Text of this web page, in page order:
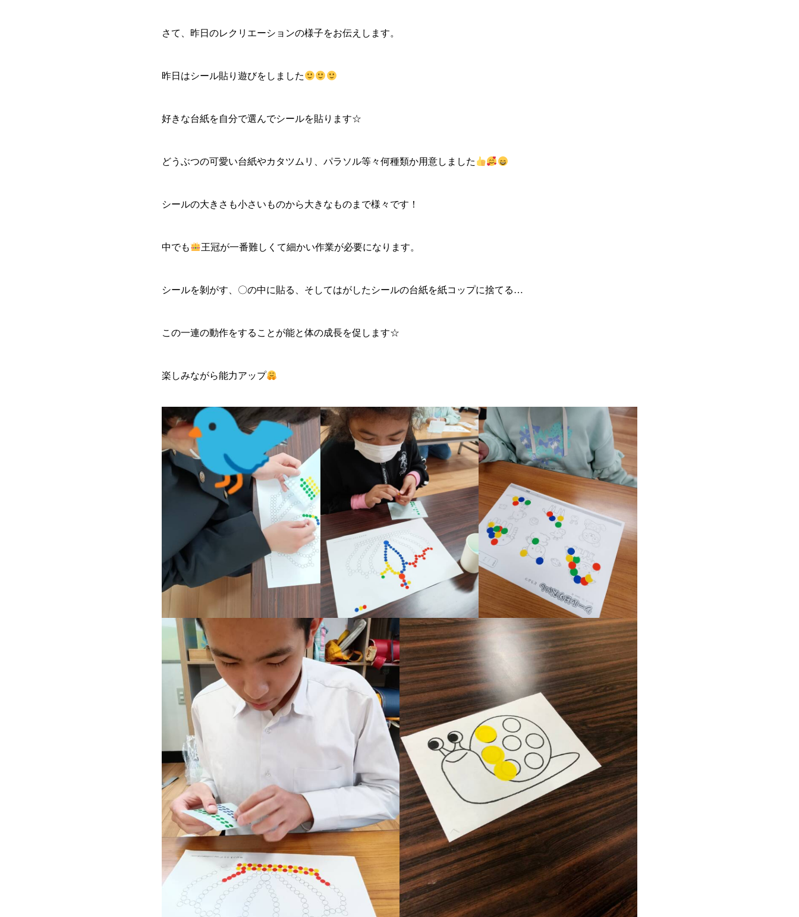
さて、昨日のレクリエーションの様子をお伝えします。
昨日はシール貼り遊びをしました
好きな台紙を自分で選んでシールを貼ります☆
どうぶつの可愛い台紙やカタツムリ、パラソル等々何種類か用意しました
シールの大きさも小さいものから大きなものまで様々です！
中でも 王冠が一番難しくて細かい作業が必要になります。
シールを剝がす、〇の中に貼る、そしてはがしたシールの台紙を紙コップに捨てる…
この一連の動作をすることが能と体の成長を促します☆
楽しみながら能力アップ